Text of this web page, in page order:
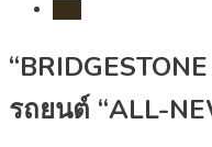
รถยนต์ “ALL-